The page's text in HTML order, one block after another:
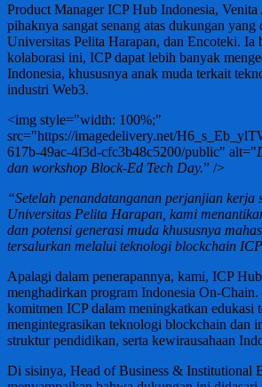
Product Manager ICP Hub Indonesia, Venita
pihaknya sangat senang atas dukungan
Universitas Pelita Harapan, dan Encoteki. Ia
kolaborasi ini, ICP dapat lebih banyak
Indonesia, khususnya anak muda terkait
industri Web3.
<img style="width: 100%;"
src="https://imagedelivery.net/
617b-49ac-4f3d-cfc3b48c5200/public" alt="
dan workshop Block-Ed Tech Day.” />
“Setelah penandatanganan perjanjian kerja
Universitas Pelita Harapan, kami
dan potensi generasi muda khususnya
tersalurkan melalui teknologi blockchain
Apalagi dalam penerapannya, kami, ICP
menghadirkan program Indonesia On-
komitmen ICP dalam meningkatkan edukasi
mengintegrasikan teknologi blockchain dan
struktur pendidikan, serta kewirausahaan
Di sisinya, Head of Business & Institutional